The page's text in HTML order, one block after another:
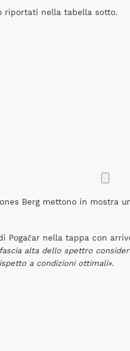
riportati nella tabella sotto.
Berg mettono in mostra
Pogačar nella tappa con
alta dello spettro
a condizioni ottimali».